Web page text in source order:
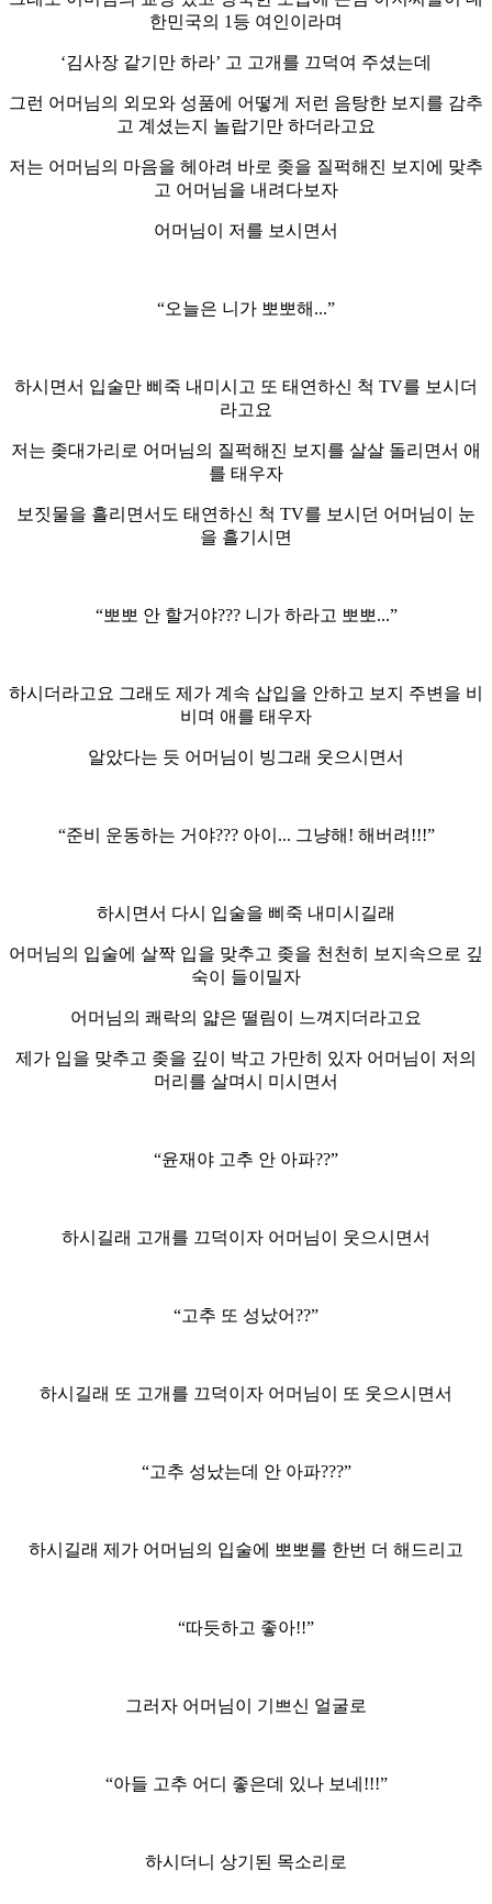
한민국의 1등 여인이라며
‘김사장 같기만 하라’ 고 고개를 끄덕여 주셨는데
그런 어머님의 외모와 성품에 어떻게 저런 음탕한 보지를 감추
고 계셨는지 놀랍기만 하더라고요
저는 어머님의 마음을 헤아려 바로 좆을 질퍽해진 보지에 맞추
고 어머님을 내려다보자
어머님이 저를 보시면서
“오늘은 니가 뽀뽀해...”
하시면서 입술만 삐죽 내미시고 또 태연하신 척 TV를 보시더
라고요
저는 좆대가리로 어머님의 질퍽해진 보지를 살살 돌리면서 애
를 태우자
보짓물을 흘리면서도 태연하신 척 TV를 보시던 어머님이 눈
을 흘기시면
“뽀뽀 안 할거야??? 니가 하라고 뽀뽀...”
하시더라고요 그래도 제가 계속 삽입을 안하고 보지 주변을 비
비며 애를 태우자
알았다는 듯 어머님이 빙그래 웃으시면서
“준비 운동하는 거야??? 아이... 그냥해! 해버려!!!”
하시면서 다시 입술을 삐죽 내미시길래
어머님의 입술에 살짝 입을 맞추고 좆을 천천히 보지속으로 깊
숙이 들이밀자
어머님의 쾌락의 얇은 떨림이 느껴지더라고요
제가 입을 맞추고 좆을 깊이 박고 가만히 있자 어머님이 저의
머리를 살며시 미시면서
“윤재야 고추 안 아파??”
하시길래 고개를 끄덕이자 어머님이 웃으시면서
“고추 또 성났어??”
하시길래 또 고개를 끄덕이자 어머님이 또 웃으시면서
“고추 성났는데 안 아파???”
하시길래 제가 어머님의 입술에 뽀뽀를 한번 더 해드리고
“따듯하고 좋아!!”
그러자 어머님이 기쁘신 얼굴로
“아들 고추 어디 좋은데 있나 보네!!!”
하시더니 상기된 목소리로